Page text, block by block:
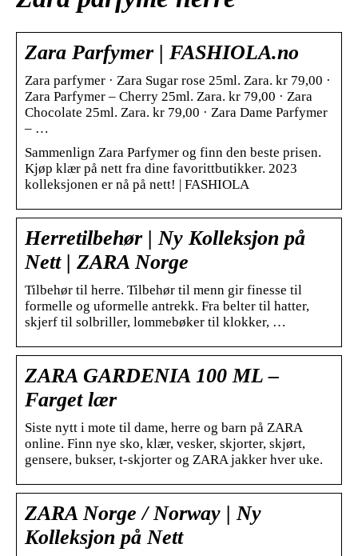
Zara Parfymer | FASHIOLA.no
Zara parfymer · Zara Sugar rose 25ml. Zara. kr 79,00 ·
Zara Parfymer – Cherry 25ml. Zara. kr 79,00 · Zara
Chocolate 25ml. Zara. kr 79,00 · Zara Dame Parfymer
– …
Sammenlign Zara Parfymer og finn den beste prisen.
Kjøp klær på nett fra dine favorittbutikker. 2023
kolleksjonen er nå på nett! | FASHIOLA
Herretilbehør | Ny Kolleksjon på
Nett | ZARA Norge
Tilbehør til herre. Tilbehør til menn gir finesse til
formelle og uformelle antrekk. Fra belter til hatter,
skjerf til solbriller, lommebøker til klokker, …
ZARA GARDENIA 100 ML –
Farget lær
Siste nytt i mote til dame, herre og barn på ZARA
online. Finn nye sko, klær, vesker, skjorter, skjørt,
gensere, bukser, t-skjorter og ZARA jakker hver uke.
ZARA Norge / Norway | Ny
Kolleksjon på Nett